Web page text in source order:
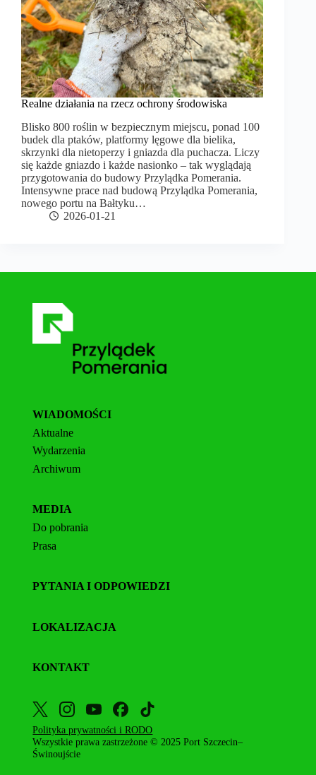
Realne działania na rzecz ochrony środowiska
Blisko 800 roślin w bezpiecznym miejscu, ponad 100
budek dla ptaków, platformy lęgowe dla bielika,
skrzynki dla nietoperzy i gniazda dla puchacza. Liczy
się każde gniazdo i każde nasionko – tak wyglądają
przygotowania do budowy Przylądka Pomerania.
Intensywne prace nad budową Przylądka Pomerania,
nowego portu na Bałtyku…
2026-01-21
WIADOMOŚCI
Aktualne
Wydarzenia
Archiwum
MEDIA
Do pobrania
Prasa
PYTANIA I ODPOWIEDZI
LOKALIZACJA
KONTAKT
Polityka prywatności i RODO
Wszystkie prawa zastrzeżone © 2025 Port Szczecin–
Świnoujście